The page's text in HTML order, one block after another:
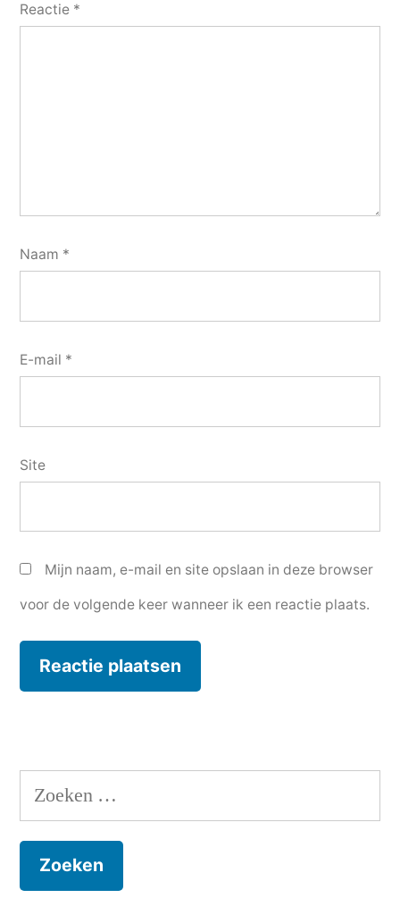
Reactie *
Naam *
E-mail *
Site
Mijn naam, e-mail en site opslaan in deze browser
voor de volgende keer wanneer ik een reactie plaats.
Zoeken
naar: